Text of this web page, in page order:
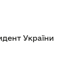
України